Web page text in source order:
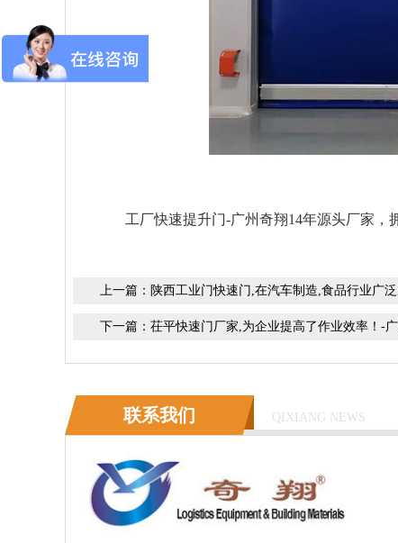
工厂快速提升门-广州奇翔14年源头厂家，
上一篇： 陕西工业门快速门,在汽车制造,食品行业广
下一篇： 茌平快速门厂家,为企业提高了作业效率！-
联系我们 QIXIANG NEWS